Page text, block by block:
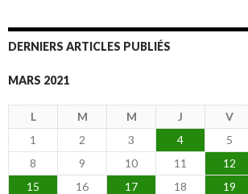
DERNIERS ARTICLES PUBLIÉS
MARS 2021
L M M J V
1 2 3 4 5
8
9 10 11 12
15
16 17 18 19